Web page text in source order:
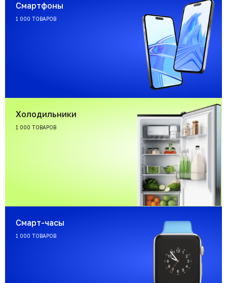
Смартфоны
1 000 ТОВАРОВ
Холодильники
1 000 ТОВАРОВ
Смарт-часы
1 000 ТОВАРОВ